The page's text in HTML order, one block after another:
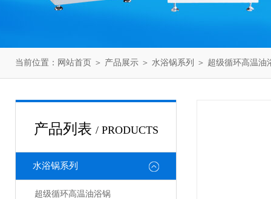
当前位置： 网站首页 ＞ 产品展示 ＞ 水浴锅系列 ＞ 超级循环高温油
产品列表 / PRODUCTS
水浴锅系列
超级循环高温油浴锅